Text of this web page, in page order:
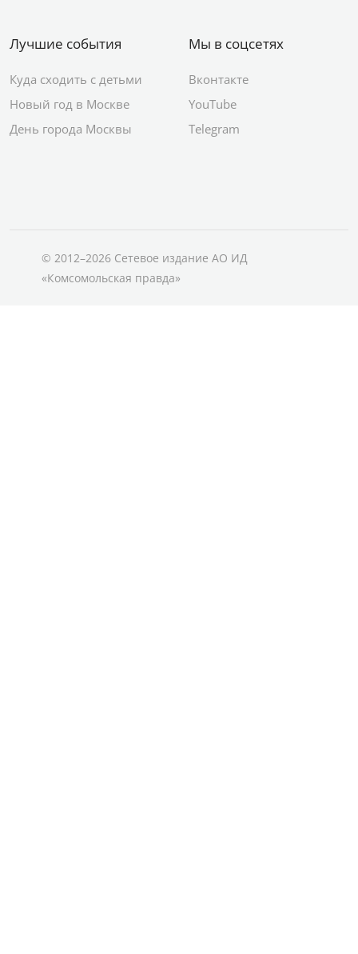
Лучшие события
Куда сходить с детьми
Новый год в Москве
День города Москвы
Мы в соцсетях
Вконтакте
YouTube
Telegram
© 2012–2026 Сетевое издание АО ИД
«Комсомольская правда»